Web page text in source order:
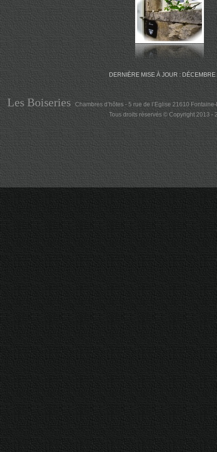
DERNIÈRE MISE À JOUR : DÉCEMBRE
Les Boiseries
Chambres d’hôtes - 5 rue de l’Eglise 21610
Tous droits réservés © Copyright 2013 -